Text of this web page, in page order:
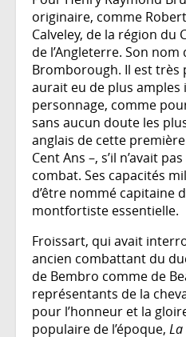
originaire, comme
Calveley, de la région du
de l’Angleterre. Son
Bromborough. Il est très
aurait eu de plus
personnage, comme
sans aucun doute les
anglais de cette
Cent Ans –, s’il n’avait
combat. Ses capacités
d’être nommé capitaine
montfortiste essentielle.
Froissart, qui avait
ancien combattant du
de Bembro comme de
représentants de la
pour l’honneur et la
populaire de l’époque,